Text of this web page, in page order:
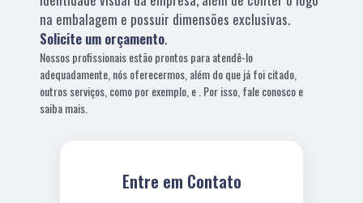
na embalagem e possuir dimensões exclusivas.
Solicite um orçamento.
Nossos profissionais estão prontos para atendê-lo
adequadamente, nós oferecermos, além do que já foi citado,
outros serviços, como por exemplo, e . Por isso, fale conosco e
saiba mais.
Entre em Contato